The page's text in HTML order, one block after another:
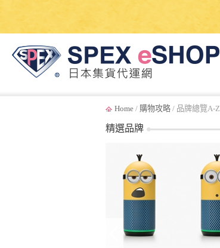
Home / 購物攻略 / 品牌總覽A-Z
精選品牌